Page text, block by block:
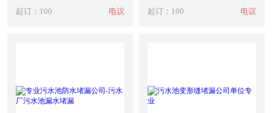
起订：100 电议 起订：100 电议